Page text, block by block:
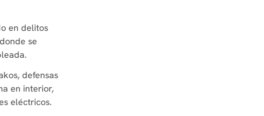
en delitos
se
defensas
en interior,
eléctricos.